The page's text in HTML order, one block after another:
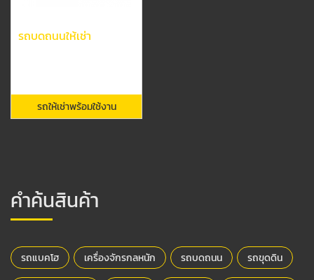
รถบดถนนให้เช่า
รถให้เช่าพร้อมใช้งาน
คำค้นสินค้า
รถแบคโฮ เครื่องจักรกลหนัก รถบดถนน รถขุดดิน